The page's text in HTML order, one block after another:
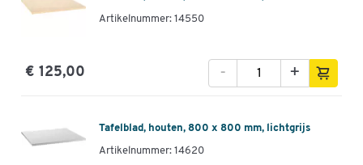
Artikelnummer: 14550
€ 125,00 +
-
Tafelblad, houten, 800 x 800 mm, lichtgrijs
Artikelnummer: 14620